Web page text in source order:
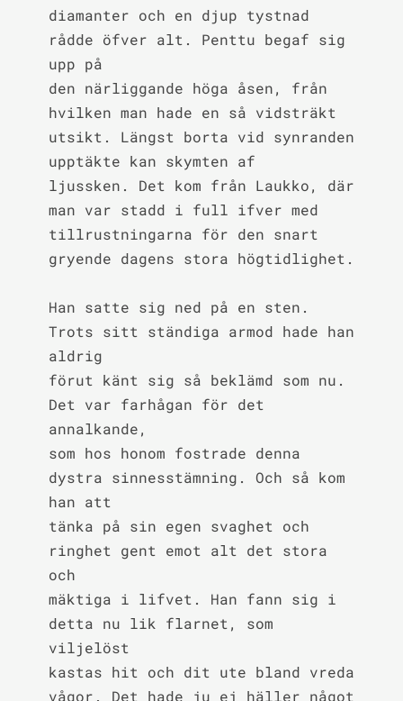
diamanter och en djup tystnad
rådde öfver alt. Penttu begaf sig
upp på
den närliggande höga åsen, från
hvilken man hade en så vidsträkt
utsikt. Längst borta vid synranden
upptäkte kan skymten af
ljussken. Det kom från Laukko, där
man var stadd i full ifver med
tillrustningarna för den snart
gryende dagens stora högtidlighet.
Han satte sig ned på en sten.
Trots sitt ständiga armod hade han
aldrig
förut känt sig så beklämd som nu.
Det var farhågan för det
annalkande,
som hos honom fostrade denna
dystra sinnesstämning. Och så kom
han att
tänka på sin egen svaghet och
ringhet gent emot alt det stora
och
mäktiga i lifvet. Han fann sig i
detta nu lik flarnet, som
viljelöst
kastas hit och dit ute bland vreda
vågor. Det hade ju ej häller något